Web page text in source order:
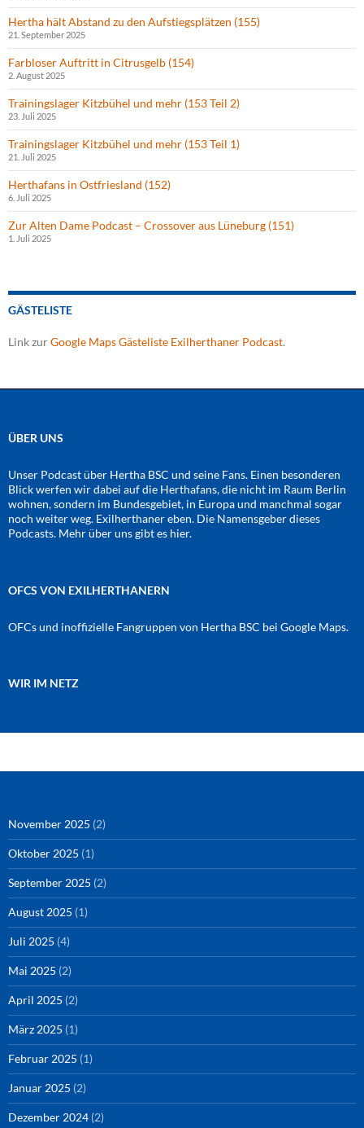
Hertha hält Abstand zu den Aufstiegsplätzen (155)
21. September 2025
Farbloser Auftritt in Citrusgelb (154)
2. August 2025
Trainingslager Kitzbühel und mehr (153 Teil 2)
23. Juli 2025
Trainingslager Kitzbühel und mehr (153 Teil 1)
21. Juli 2025
Herthafans in Ostfriesland (152)
6. Juli 2025
Zur Alten Dame Podcast – Crossover aus Lüneburg (151)
1. Juli 2025
GÄSTELISTE
Link zurGoogle Maps Gästeliste Exilherthaner Podcast.
ÜBER UNS
Unser Podcast über Hertha BSC und seine Fans. Einen besonderen
Blick werfen wir dabei auf die Herthafans, die nicht im Raum Berlin
wohnen, sondern im Bundesgebiet, in Europa und manchmal sogar
noch weiter weg. Exilherthaner eben. Die Namensgeber dieses
Podcasts. Mehr über uns gibt es hier.
OFCS VON EXILHERTHANERN
OFCs und inoffizielle Fangruppen von Hertha BSC bei Google Maps.
WIR IM NETZ
November 2025 (2)
Oktober 2025 (1)
September 2025 (2)
August 2025 (1)
Juli 2025 (4)
Mai 2025 (2)
April 2025 (2)
März 2025 (1)
Februar 2025 (1)
Januar 2025 (2)
Dezember 2024 (2)